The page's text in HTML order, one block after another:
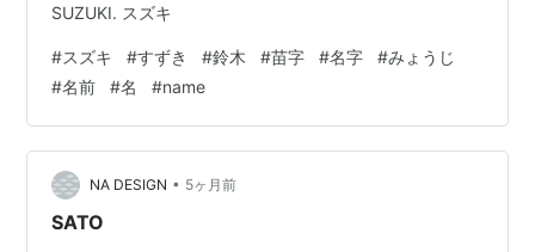
SUZUKI. スズキ
#スズキ #すずき #鈴木 #苗字 #名字 #みょうじ
#名前 #名 #name
NA DESIGN • 5ヶ月前
SATO